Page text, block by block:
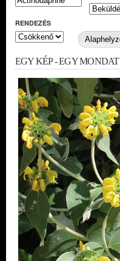
RENDEZÉS
EGY KÉP - EGY MONDAT